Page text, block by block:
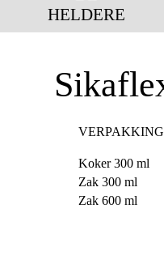
HELDERE
VERPAKKING
Koker 300 ml
Zak 300 ml
Zak 600 ml